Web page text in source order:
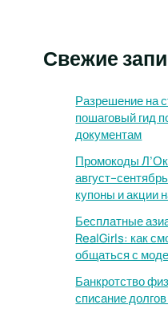
Свежие
Разрешение на
пошаговый гид
документам
Промокоды
купоны и акции
Бесплатные
RealGirls: как
общаться с
Банкротство
списание